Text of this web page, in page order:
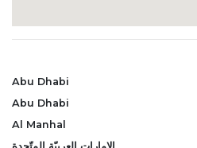
Abu Dhabi
Abu Dhabi
Al Manhal